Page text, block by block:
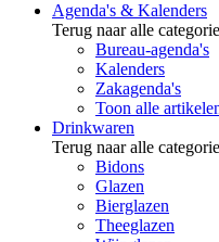
Agenda's & Kalenders
Terug naar alle
Bureau-agenda's
Kalenders
Zakagenda's
Toon alle
Drinkwaren
Terug naar alle
Bidons
Glazen
Bierglazen
Theeglazen